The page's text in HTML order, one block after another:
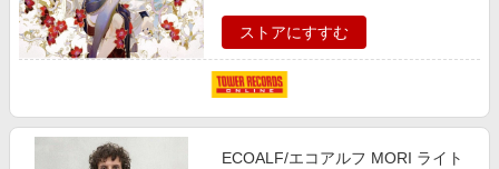
ストアにすすむ
ECOALF/エコアルフ MORI ライト